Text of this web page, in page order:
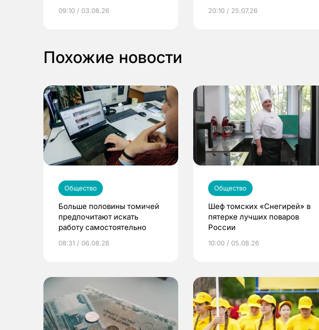
выиграть призы
09:10 / 03.08.26 20:10 / 25.07.26
Похожие новости
Общество
Больше половины томичей
предпочитают искать
работу самостоятельно
08:31 / 06.08.26
Общество
Шеф томских «Снегирей» в
пятерке лучших поваров
России
10:00 / 05.08.26